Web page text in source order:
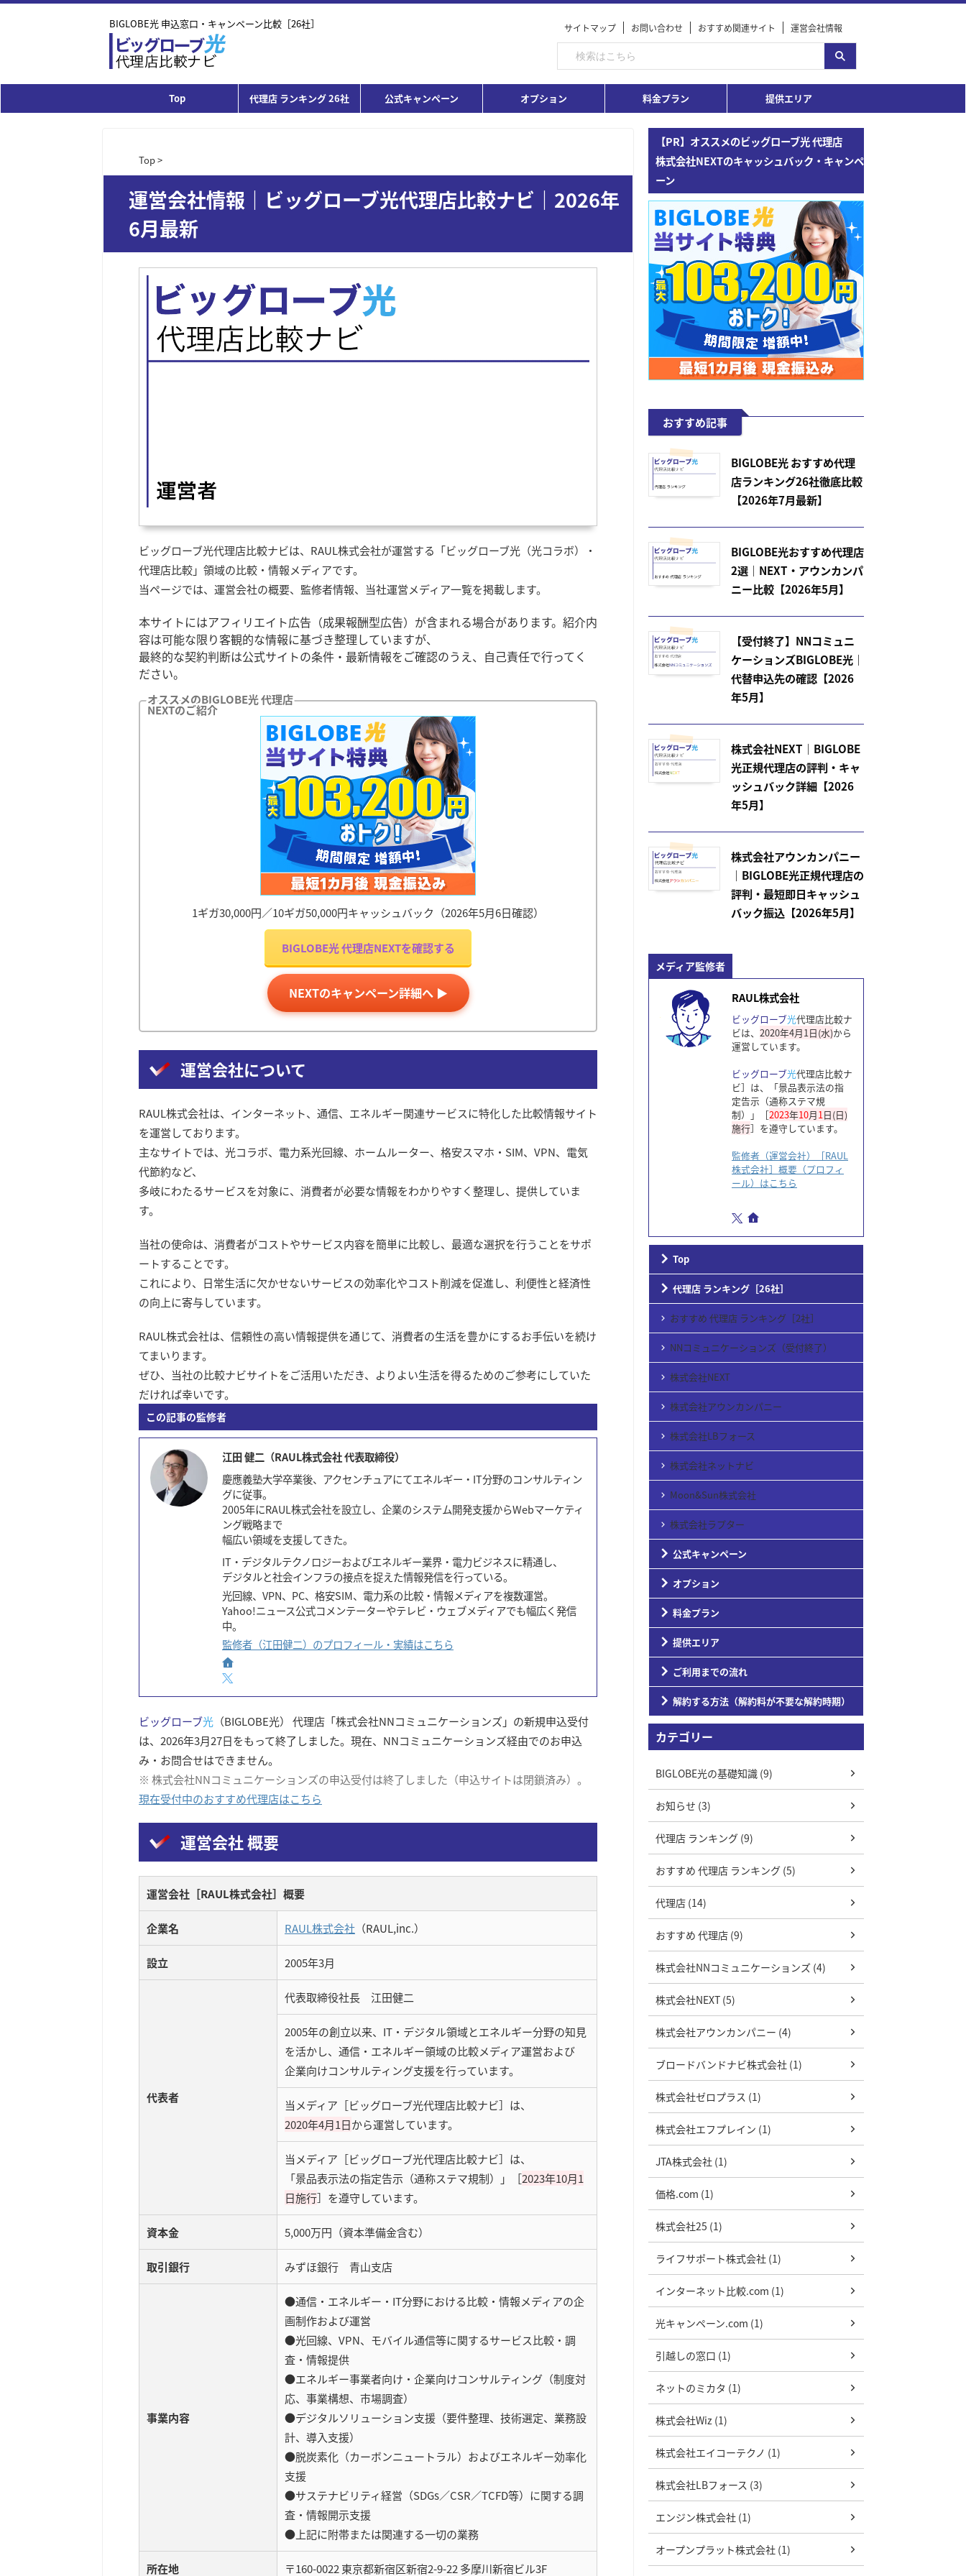
BIGLOBE光 申込窓口・キャンペーン比較［26社］ サイトマップ お問い合わせ おすすめ関連サイト 運営会社情報
Top 代理店 ランキング 26社 公式キャンペーン オプション 料金プラン 提供エリア
Top>
運営会社情報｜ビッグローブ光代理店比較ナビ｜2026年
6月最新
ビッグローブ光代理店比較ナビは、RAUL株式会社が運営する「ビッグローブ光（光コラボ）・
代理店比較」領域の比較・情報メディアです。
当ページでは、運営会社の概要、監修者情報、当社運営メディア一覧を掲載します。
本サイトにはアフィリエイト広告（成果報酬型広告）が含まれる場合があります。紹介内
容は可能な限り客観的な情報に基づき整理していますが、
最終的な契約判断は公式サイトの条件・最新情報をご確認のうえ、自己責任で行ってく
ださい。
オススメのBIGLOBE光 代理店
NEXTのご紹介
1ギガ30,000円／10ギガ50,000円キャッシュバック（2026年5月6日確認）
BIGLOBE光 代理店NEXTを確認する
NEXTのキャンペーン詳細へ ▶
運営会社について
RAUL株式会社は、インターネット、通信、エネルギー関連サービスに特化した比較情報サイト
を運営しております。
主なサイトでは、光コラボ、電力系光回線、ホームルーター、格安スマホ・SIM、VPN、電気
代節約など、
多岐にわたるサービスを対象に、消費者が必要な情報をわかりやすく整理し、提供していま
す。
当社の使命は、消費者がコストやサービス内容を簡単に比較し、最適な選択を行うことをサポ
ートすることです。
これにより、日常生活に欠かせないサービスの効率化やコスト削減を促進し、利便性と経済性
の向上に寄与しています。
RAUL株式会社は、信頼性の高い情報提供を通じて、消費者の生活を豊かにするお手伝いを続け
てまいります。
ぜひ、当社の比較ナビサイトをご活用いただき、よりよい生活を得るためのご参考にしていた
だければ幸いです。
この記事の監修者
江田 健二（RAUL株式会社 代表取締役）
慶應義塾大学卒業後、アクセンチュアにてエネルギー・IT分野のコンサルティン
グに従事。
2005年にRAUL株式会社を設立し、企業のシステム開発支援からWebマーケティ
ング戦略まで
幅広い領域を支援してきた。
IT・デジタルテクノロジーおよびエネルギー業界・電力ビジネスに精通し、
デジタルと社会インフラの接点を捉えた情報発信を行っている。
光回線、VPN、PC、格安SIM、電力系の比較・情報メディアを複数運営。
Yahoo!ニュース公式コメンテーターやテレビ・ウェブメディアでも幅広く発信
中。
監修者（江田健二）のプロフィール・実績はこちら
ビッグローブ光 （BIGLOBE光） 代理店「株式会社NNコミュニケーションズ」の新規申込受付
は、2026年3月27日をもって終了しました。現在、NNコミュニケーションズ経由でのお申込
み・お問合せはできません。
※ 株式会社NNコミュニケーションズの申込受付は終了しました（申込サイトは閉鎖済み）。
現在受付中のおすすめ代理店はこちら
運営会社 概要
運営会社［RAUL株式会社］概要
企業名 RAUL株式会社 （RAUL,inc.）
設立 2005年3月
代表者
代表取締役社長 江田健二
2005年の創立以来、IT・デジタル領域とエネルギー分野の知見
を活かし、通信・エネルギー領域の比較メディア運営および
企業向けコンサルティング支援を行っています。
当メディア［ビッグローブ光代理店比較ナビ］は、
2020年4月1日から運営しています。
当メディア［ビッグローブ光代理店比較ナビ］は、
「景品表示法の指定告示（通称ステマ規制）」［2023年10月1
日施行］を遵守しています。
資本金 5,000万円（資本準備金含む）
取引銀行 みずほ銀行 青山支店
事業内容
●通信・エネルギー・IT分野における比較・情報メディアの企
画制作および運営
●光回線、VPN、モバイル通信等に関するサービス比較・調
査・情報提供
●エネルギー事業者向け・企業向けコンサルティング（制度対
応、事業構想、市場調査）
●デジタルソリューション支援（要件整理、技術選定、業務設
計、導入支援）
●脱炭素化（カーボンニュートラル）およびエネルギー効率化
支援
●サステナビリティ経営（SDGs／CSR／TCFD等）に関する調
査・情報開示支援
●上記に附帯または関連する一切の業務
所在地 〒160-0022 東京都新宿区新宿2-9-22 多摩川新宿ビル3F
【PR】オススメのビッグローブ光 代理店
株式会社NEXTのキャッシュバック・キャンペ
ーン
おすすめ記事
BIGLOBE光 おすすめ代理
店ランキング26社徹底比較
【2026年7月最新】
BIGLOBE光おすすめ代理店
2選｜NEXT・アウンカンパ
ニー比較【2026年5月】
【受付終了】NNコミュニ
ケーションズBIGLOBE光｜
代替申込先の確認【2026
年5月】
株式会社NEXT｜BIGLOBE
光正規代理店の評判・キャ
ッシュバック詳細【2026
年5月】
株式会社アウンカンパニー
｜BIGLOBE光正規代理店の
評判・最短即日キャッシュ
バック振込【2026年5月】
メディア監修者
RAUL株式会社
ビッグローブ光代理店比較ナ
ビは、 2020年4月1日(水)から
運営しています。
ビッグローブ光代理店比較ナ
ビ］は、「景品表示法の指
定告示（通称ステマ規
制）」［2023年10月1日(日)
施行］を遵守しています。
監修者（運営会社）［RAUL
株式会社］概要（プロフィ
ール）はこちら
Top
代理店 ランキング［26社］
おすすめ 代理店 ランキング［2社］
NNコミュニケーションズ（受付終了）
株式会社NEXT
株式会社アウンカンパニー
株式会社LBフォース
株式会社ネットナビ
Moon&Sun株式会社
株式会社ラプター
公式キャンペーン
オプション
料金プラン
提供エリア
ご利用までの流れ
解約する方法（解約料が不要な解約時期）
カテゴリー
BIGLOBE光の基礎知識 (9)
お知らせ (3)
代理店 ランキング (9)
おすすめ 代理店 ランキング (5)
代理店 (14)
おすすめ 代理店 (9)
株式会社NNコミュニケーションズ (4)
株式会社NEXT (5)
株式会社アウンカンパニー (4)
ブロードバンドナビ株式会社 (1)
株式会社ゼロプラス (1)
株式会社エフプレイン (1)
JTA株式会社 (1)
価格.com (1)
株式会社25 (1)
ライフサポート株式会社 (1)
インターネット比較.com (1)
光キャンペーン.com (1)
引越しの窓口 (1)
ネットのミカタ (1)
株式会社Wiz (1)
株式会社エイコーテクノ (1)
株式会社LBフォース (3)
エンジン株式会社 (1)
オープンプラット株式会社 (1)